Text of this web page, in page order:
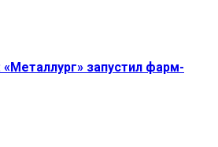
запустил фарм-